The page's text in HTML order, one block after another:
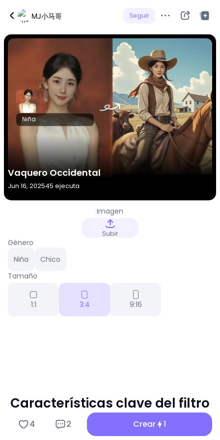
MJ小马哥 Seguir
Niña
Vaquero Occidental
Jun 16, 202545 ejecuta
Imagen
Subir
Género
Niña
Chico
Tamaño
1:1 3:4 9:16
Características clave del filtro
Imagen de Vaquero Oc...
4 2 Crear 1